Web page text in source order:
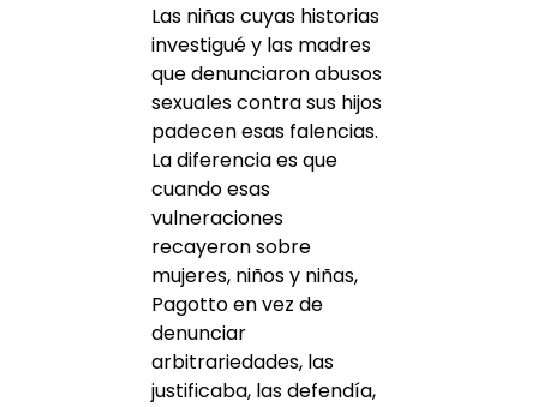
Las niñas cuyas historias
investigué y las madres
que denunciaron abusos
sexuales contra sus hijos
padecen esas falencias.
La diferencia es que
cuando esas
vulneraciones
recayeron sobre
mujeres, niños y niñas,
Pagotto en vez de
denunciar
arbitrariedades, las
justificaba, las defendía,